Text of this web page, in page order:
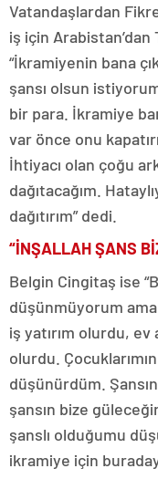
Vatandaşlardan
iş için
“İkramiyenin bana
şansı olsun
bir para. İkramiye
var önce onu
İhtiyacı olan çoğu
dağıtacağım.
dağıtırım” dedi.
“İNŞALLAH ŞANS
Belgin Cingitaş ise
düşünmüyorum ama
iş yatırım olurdu,
olurdu.
düşünürdüm.
şansın bize
şanslı olduğumu
ikramiye için